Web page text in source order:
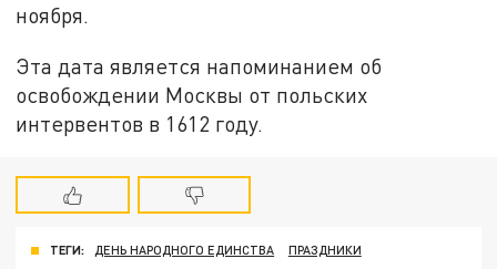
ноября.
Эта дата является напоминанием об
освобождении Москвы от польских
интервентов в 1612 году.
ТЕГИ: ДЕНЬ НАРОДНОГО ЕДИНСТВА
ПРАЗДНИКИ